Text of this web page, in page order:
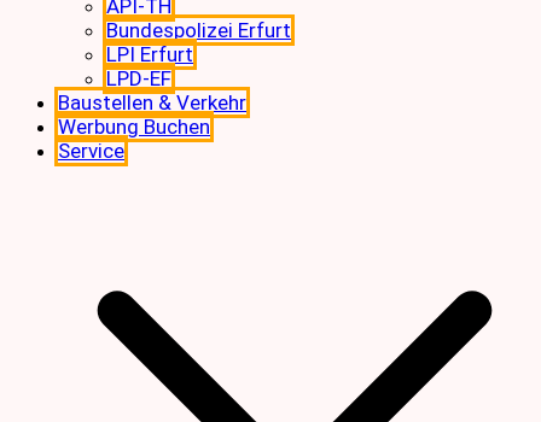
API-TH
Bundespolizei Erfurt
LPI Erfurt
LPD-EF
Baustellen & Verkehr
Werbung Buchen
Service